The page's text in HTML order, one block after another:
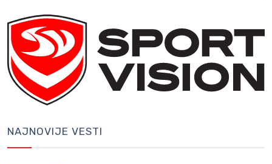
NAJNOVIJE VESTI